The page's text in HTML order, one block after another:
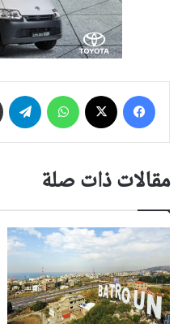
فيسبوك واتساب
مقالات ذات صلة